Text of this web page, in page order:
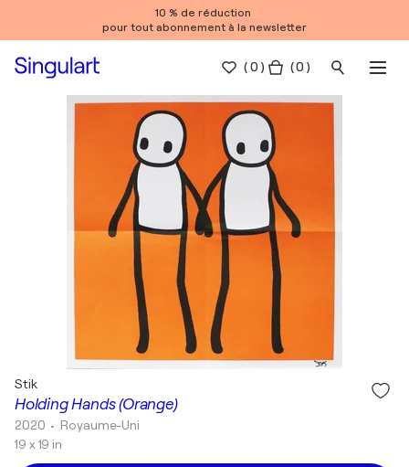
10 % de réduction
pour tout abonnement à la newsletter
(0 ) ( 0 )
Holding Hands (Orange)
Stik
2020 • Royaume-Uni
19 x 19 in